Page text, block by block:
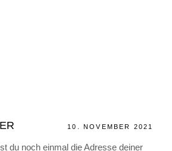
10. NOVEMBER 2021
du noch einmal die Adresse deiner